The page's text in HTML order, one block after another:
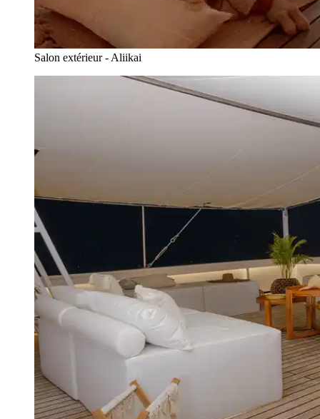
Salon extérieur - Aliikai